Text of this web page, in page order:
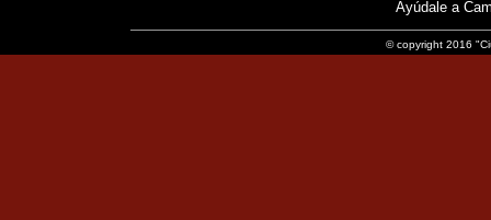
Ayúdale a
© copyright 2016